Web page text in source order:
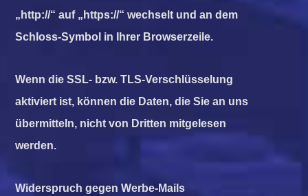
„http://“ auf „https://“ wechselt und an dem
Schloss-Symbol in Ihrer Browserzeile.
Wenn die SSL- bzw. TLS-Verschlüsselung
aktiviert ist, können die Daten, die Sie an uns
übermitteln, nicht von Dritten mitgelesen
werden.
Widerspruch gegen Werbe-Mails